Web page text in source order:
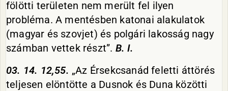
fölötti területen nem merült fel ilyen
probléma. A mentésben katonai alakulatok
(magyar és szovjet) és polgári lakosság nagy
számban vettek részt”. B. I.
03. 14. 12,55. „Az Érsekcsanád feletti áttörés
teljesen elöntötte a Dusnok és Duna közötti